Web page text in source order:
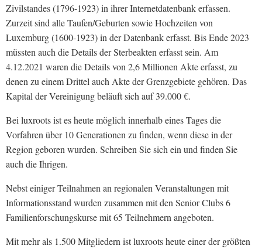
Zivilstandes (1796-1923) in ihrer Internetdatenbank erfassen.
Zurzeit sind alle Taufen/Geburten sowie Hochzeiten von
Luxemburg (1600-1923) in der Datenbank erfasst. Bis Ende 2023
müssten auch die Details der Sterbeakten erfasst sein. Am
4.12.2021 waren die Details von 2,6 Millionen Akte erfasst, zu
denen zu einem Drittel auch Akte der Grenzgebiete gehören. Das
Kapital der Vereinigung beläuft sich auf 39.000 €.
Bei luxroots ist es heute möglich innerhalb eines Tages die
Vorfahren über 10 Generationen zu finden, wenn diese in der
Region geboren wurden. Schreiben Sie sich ein und finden Sie
auch die Ihrigen.
Nebst einiger Teilnahmen an regionalen Veranstaltungen mit
Informationsstand wurden zusammen mit den Senior Clubs 6
Familienforschungskurse mit 65 Teilnehmern angeboten.
Mit mehr als 1.500 Mitgliedern ist luxroots heute einer der größten